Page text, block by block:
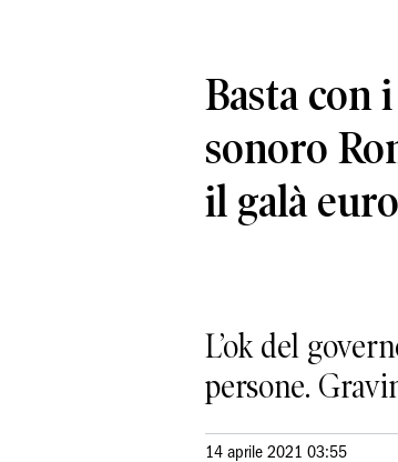
Basta
sonoro
il galà
L’ok del
persone.
14 aprile 2021 03:55